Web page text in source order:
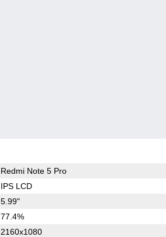
Redmi Note 5 Pro
IPS LCD
5.99"
77.4%
2160x1080